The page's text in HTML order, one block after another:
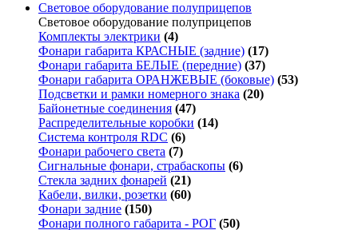
Световое оборудование полуприцепов
Световое оборудование полуприцепов
Комплекты электрики (4)
Фонари габарита КРАСНЫЕ (задние) (17)
Фонари габарита БЕЛЫЕ (передние) (37)
Фонари габарита ОРАНЖЕВЫЕ (боковые) (53)
Подсветки и рамки номерного знака (20)
Байонетные соединения (47)
Распределительные коробки (14)
Система контроля RDC (6)
Фонари рабочего света (7)
Сигнальные фонари, страбаскопы (6)
Стекла задних фонарей (21)
Кабели, вилки, розетки (60)
Фонари задние (150)
Фонари полного габарита - РОГ (50)